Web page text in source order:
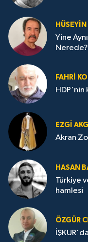
Yine
Nerede?
FAHRI
HDP'nin
EZGI
Akran
HASAN
Türkiye
hamlesi
ÖZGÜR